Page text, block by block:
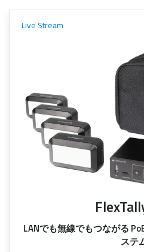
Live Stream
LANでも無線でもつながる
ステ